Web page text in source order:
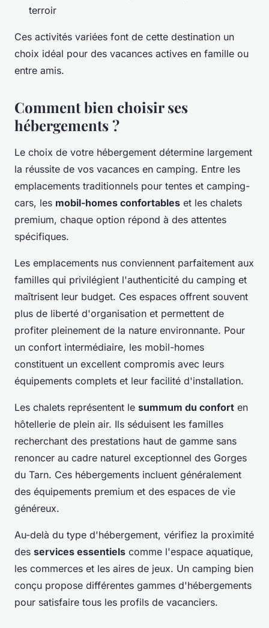
terroir
Ces activités variées font de cette destination un
choix idéal pour des vacances actives en famille ou
entre amis.
Comment bien choisir ses
hébergements ?
Le choix de votre hébergement détermine largement
la réussite de vos vacances en camping. Entre les
emplacements traditionnels pour tentes et camping-
cars, les mobil-homes confortables et les chalets
premium, chaque option répond à des attentes
spécifiques.
Les emplacements nus conviennent parfaitement aux
familles qui privilégient l'authenticité du camping et
maîtrisent leur budget. Ces espaces offrent souvent
plus de liberté d'organisation et permettent de
profiter pleinement de la nature environnante. Pour
un confort intermédiaire, les mobil-homes
constituent un excellent compromis avec leurs
équipements complets et leur facilité d'installation.
Les chalets représentent le summum du confort en
hôtellerie de plein air. Ils séduisent les familles
recherchant des prestations haut de gamme sans
renoncer au cadre naturel exceptionnel des Gorges
du Tarn. Ces hébergements incluent généralement
des équipements premium et des espaces de vie
généreux.
Au-delà du type d'hébergement, vérifiez la proximité
des services essentiels comme l'espace aquatique,
les commerces et les aires de jeux. Un camping bien
conçu propose différentes gammes d'hébergements
pour satisfaire tous les profils de vacanciers.